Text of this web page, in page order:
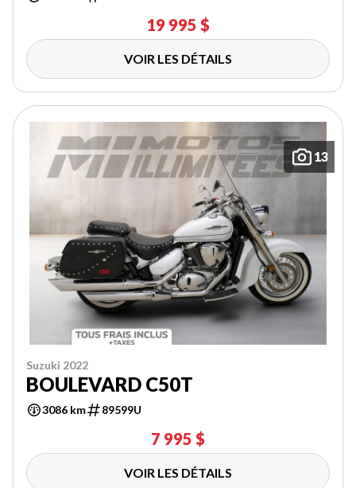
19 995 $
VOIR LES DÉTAILS
13
Suzuki 2022
BOULEVARD C50T
3086 km 89599U
7 995 $
VOIR LES DÉTAILS